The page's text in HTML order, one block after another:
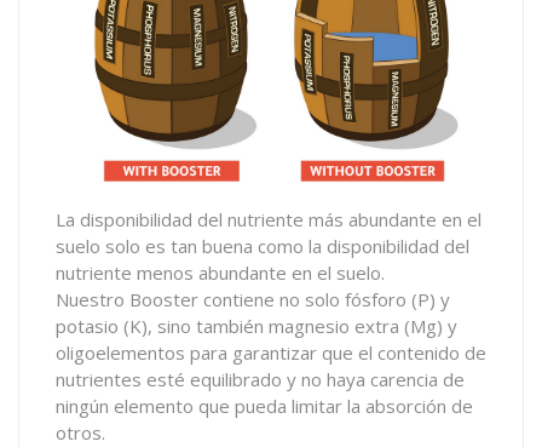
La disponibilidad del nutriente más abundante en el
suelo solo es tan buena como la disponibilidad del
nutriente menos abundante en el suelo.
Nuestro Booster contiene no solo fósforo (P) y
potasio (K), sino también magnesio extra (Mg) y
oligoelementos para garantizar que el contenido de
nutrientes esté equilibrado y no haya carencia de
ningún elemento que pueda limitar la absorción de
otros.